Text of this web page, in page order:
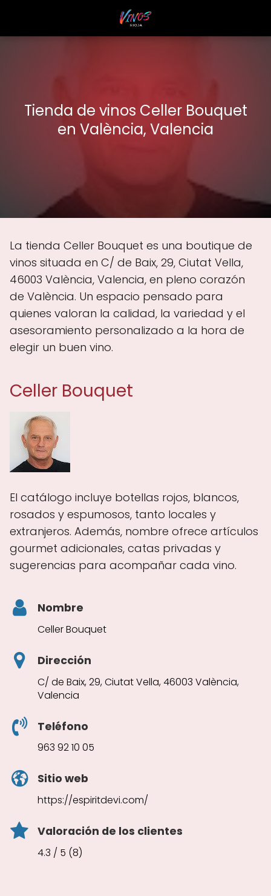
Tienda de vinos Celler Bouquet
en València, Valencia
La tienda Celler Bouquet es una boutique de
vinos situada en C/ de Baix, 29, Ciutat Vella,
46003 València, Valencia, en pleno corazón
de València. Un espacio pensado para
quienes valoran la calidad, la variedad y el
asesoramiento personalizado a la hora de
elegir un buen vino.
Celler Bouquet
El catálogo incluye botellas rojos, blancos,
rosados y espumosos, tanto locales y
extranjeros. Además, nombre ofrece artículos
gourmet adicionales, catas privadas y
sugerencias para acompañar cada vino.
Nombre
Celler Bouquet
Dirección
C/ de Baix, 29, Ciutat Vella, 46003 València,
Valencia
Teléfono
963 92 10 05
Sitio web
https://espiritdevi.com/
Valoración de los clientes
4.3 / 5 (8)